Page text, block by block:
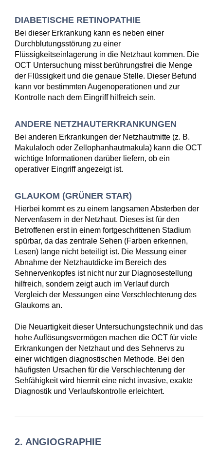
DIABETISCHE RETINOPATHIE
Bei dieser Erkrankung kann es neben einer
Durchblutungsstörung zu einer
Flüssigkeitseinlagerung in die Netzhaut kommen. Die
OCT Untersuchung misst berührungsfrei die Menge
der Flüssigkeit und die genaue Stelle. Dieser Befund
kann vor bestimmten Augenoperationen und zur
Kontrolle nach dem Eingriff hilfreich sein.
ANDERE NETZHAUTERKRANKUNGEN
Bei anderen Erkrankungen der Netzhautmitte (z. B.
Makulaloch oder Zellophanhautmakula) kann die OCT
wichtige Informationen darüber liefern, ob ein
operativer Eingriff angezeigt ist.
GLAUKOM (GRÜNER STAR)
Hierbei kommt es zu einem langsamen Absterben der
Nervenfasern in der Netzhaut. Dieses ist für den
Betroffenen erst in einem fortgeschrittenen Stadium
spürbar, da das zentrale Sehen (Farben erkennen,
Lesen) lange nicht beteiligt ist. Die Messung einer
Abnahme der Netzhautdicke im Bereich des
Sehnervenkopfes ist nicht nur zur Diagnosestellung
hilfreich, sondern zeigt auch im Verlauf durch
Vergleich der Messungen eine Verschlechterung des
Glaukoms an.
Die Neuartigkeit dieser Untersuchungstechnik und das
hohe Auflösungsvermögen machen die OCT für viele
Erkrankungen der Netzhaut und des Sehnervs zu
einer wichtigen diagnostischen Methode. Bei den
häufigsten Ursachen für die Verschlechterung der
Sehfähigkeit wird hiermit eine nicht invasive, exakte
Diagnostik und Verlaufskontrolle erleichtert.
2. ANGIOGRAPHIE